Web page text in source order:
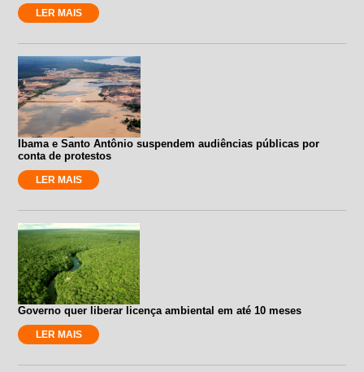
LER MAIS
Ibama e Santo Antônio suspendem audiências públicas por
conta de protestos
LER MAIS
Governo quer liberar licença ambiental em até 10 meses
LER MAIS